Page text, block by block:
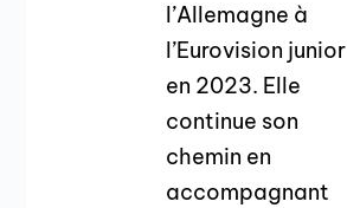
l’Allemagne à
l’Eurovision junior
en 2023. Elle
continue son
chemin en
accompagnant